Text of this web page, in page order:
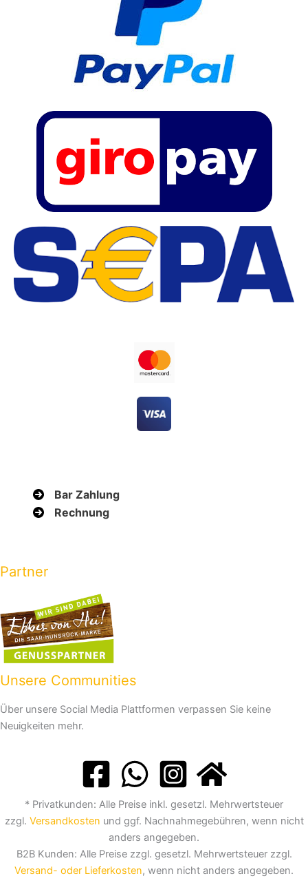
Bar Zahlung
Rechnung
Partner
Unsere Communities
Über unsere Social Media Plattformen verpassen Sie keine
Neuigkeiten mehr.
* Privatkunden: Alle Preise inkl. gesetzl. Mehrwertsteuer
zzgl. Versandkosten und ggf. Nachnahmegebühren, wenn nicht
anders angegeben.
B2B Kunden: Alle Preise zzgl. gesetzl. Mehrwertsteuer zzgl.
Versand- oder Lieferkosten, wenn nicht anders angegeben.